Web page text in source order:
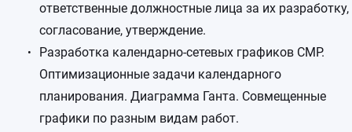
ответственные должностные лица за их разработку,
согласование, утверждение.
Разработка календарно-сетевых графиков СМР.
Оптимизационные задачи календарного
планирования. Диаграмма Ганта. Совмещенные
графики по разным видам работ.